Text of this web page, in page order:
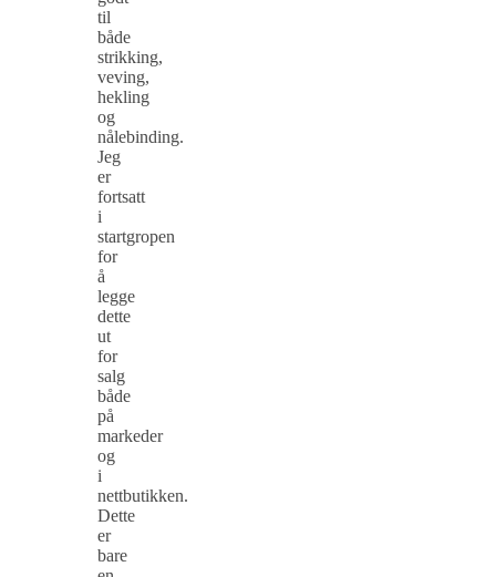
til
både
strikking,
veving,
hekling
og
nålebinding.
Jeg
er
fortsatt
i
startgropen
for
å
legge
dette
ut
for
salg
både
på
markeder
og
i
nettbutikken.
Dette
er
bare